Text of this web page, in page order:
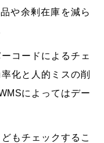
や余剰在庫を減ら
コードによるチェ
化と人的ミスの削
によってはデー
もチェックするこ